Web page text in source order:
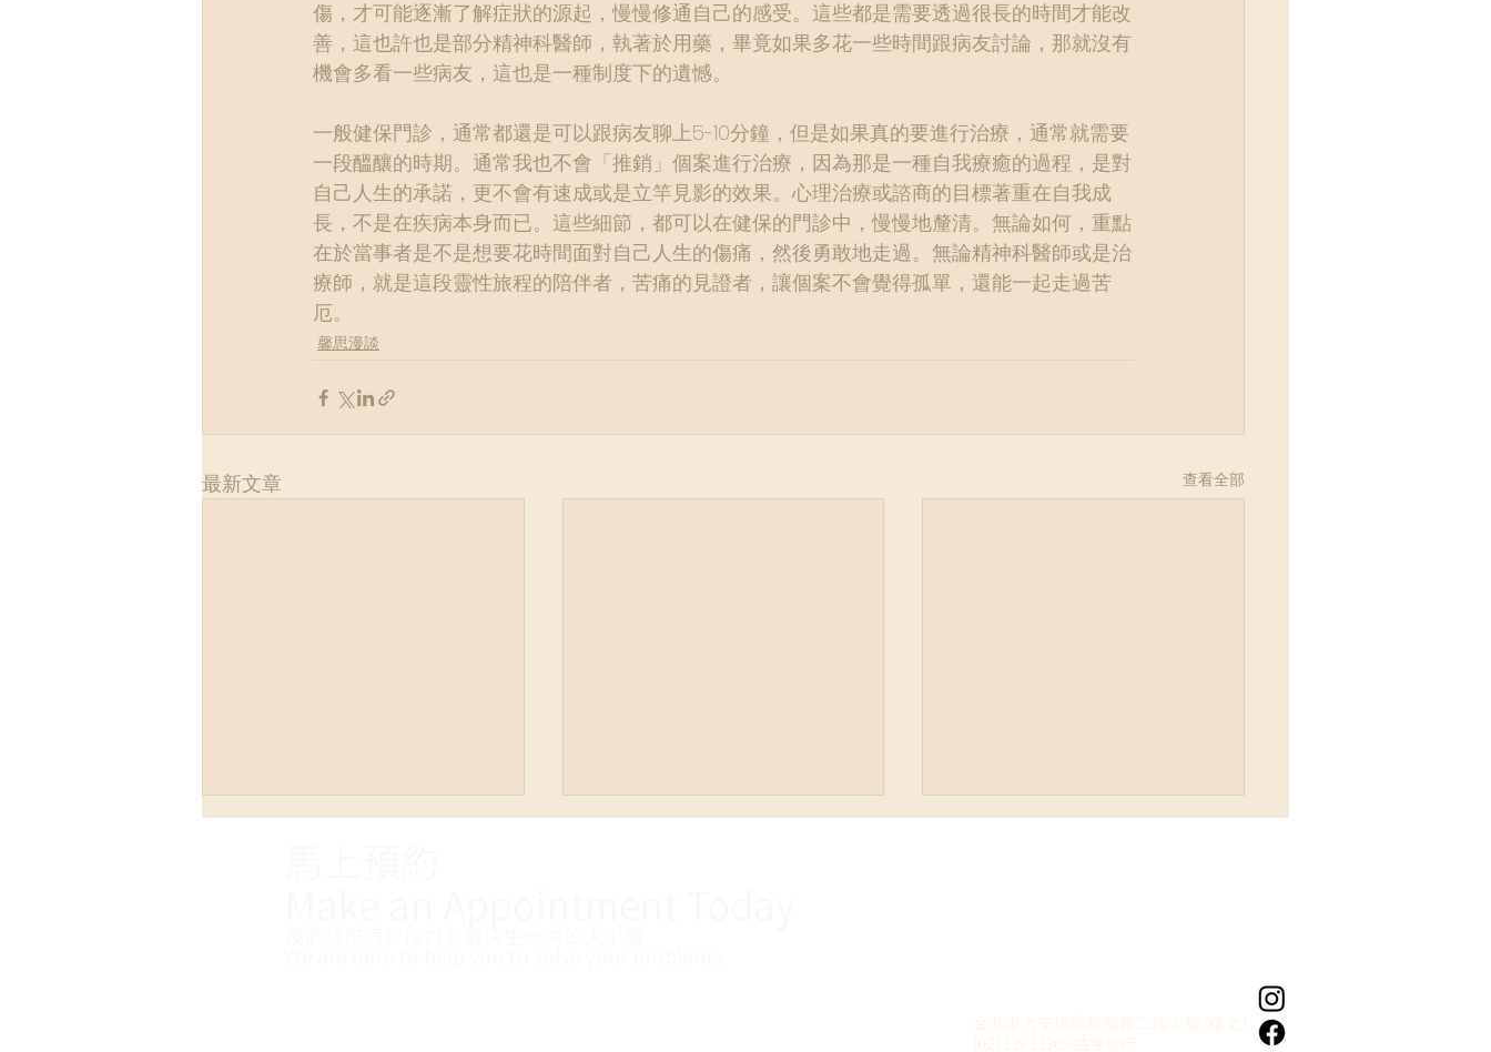
傷，才可能逐漸了解症狀的源起，慢慢修通自己的感受。這些都是需要透過很長的時間才能改
善，這也許也是部分精神科醫師，執著於用藥，畢竟如果多花一些時間跟病友討論，那就沒有
機會多看一些病友，這也是一種制度下的遺憾。
一般健保門診，通常都還是可以跟病友聊上5-10分鐘，但是如果真的要進行治療，通常就需要
一段醞釀的時期。通常我也不會「推銷」個案進行治療，因為那是一種自我療癒的過程，是對
自己人生的承諾，更不會有速成或是立竿見影的效果。心理治療或諮商的目標著重在自我成
長，不是在疾病本身而已。這些細節，都可以在健保的門診中，慢慢地釐清。無論如何，重點
在於當事者是不是想要花時間面對自己人生的傷痛，然後勇敢地走過。無論精神科醫師或是治
療師，就是這段靈性旅程的陪伴者，苦痛的見證者，讓個案不會覺得孤單，還能一起走過苦
厄。
馨思漫談
最新文章 查看全部
【Q: 到底怎麼樣才算是 #情緒
勒索？我又要如何知道自己被
台北市大安區羅斯福路二段41號7樓之1
(02)33933369 古亭診所